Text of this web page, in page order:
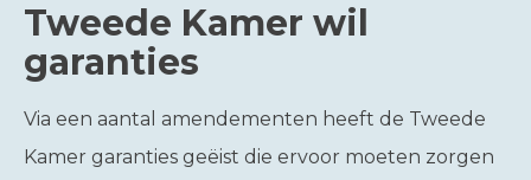
Tweede Kamer wil
garanties
Via een aantal amendementen heeft de Tweede
Kamer garanties geëist die ervoor moeten zorgen